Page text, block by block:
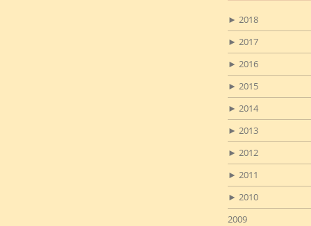
► 2018
► 2017
► 2016
► 2015
► 2014
► 2013
► 2012
► 2011
► 2010
2009